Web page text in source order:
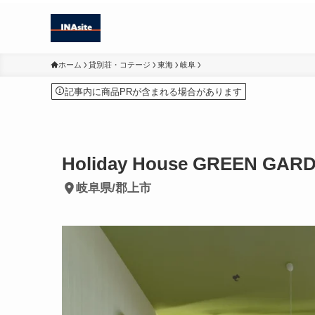
ホーム 貸別荘・コテージ 東海 岐阜
記事内に商品PRが含まれる場合があります
Holiday House GREEN
岐阜県/郡上市